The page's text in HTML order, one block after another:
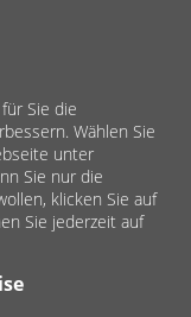
Sie die
Wählen Sie
unter
Sie nur die
klicken Sie auf
Sie jederzeit auf
Köln e.V.